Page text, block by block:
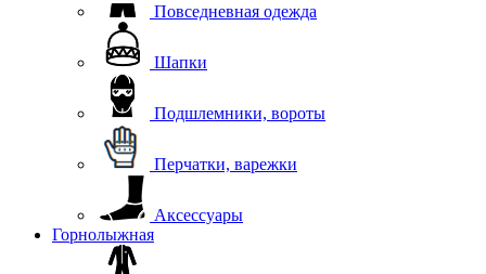
Повседневная одежда
Шапки
Подшлемники, вороты
Перчатки, варежки
Аксессуары
Горнолыжная